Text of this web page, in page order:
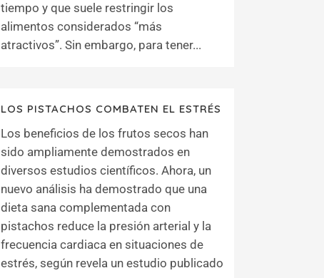
tiempo y que suele restringir los
alimentos considerados “más
atractivos”. Sin embargo, para tener...
LOS PISTACHOS COMBATEN EL ESTRÉS
Los beneficios de los frutos secos han
sido ampliamente demostrados en
diversos estudios científicos. Ahora, un
nuevo análisis ha demostrado que una
dieta sana complementada con
pistachos reduce la presión arterial y la
frecuencia cardiaca en situaciones de
estrés, según revela un estudio publicado